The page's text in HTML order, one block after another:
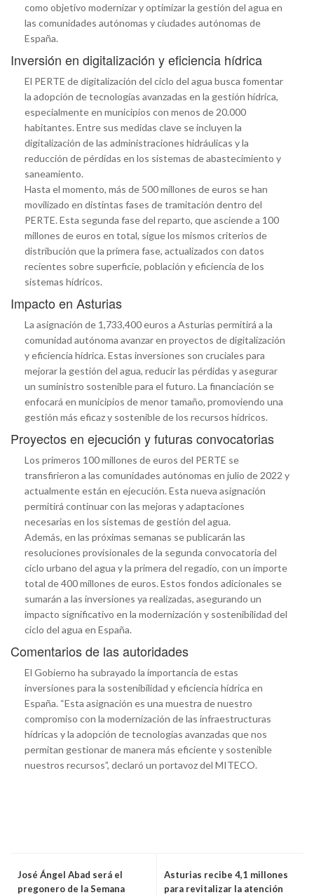
como objetivo modernizar y optimizar la gestión del agua en
las comunidades autónomas y ciudades autónomas de
España.
Inversión en digitalización y eficiencia hídrica
El PERTE de digitalización del ciclo del agua busca fomentar
la adopción de tecnologías avanzadas en la gestión hídrica,
especialmente en municipios con menos de 20.000
habitantes. Entre sus medidas clave se incluyen la
digitalización de las administraciones hidráulicas y la
reducción de pérdidas en los sistemas de abastecimiento y
saneamiento.
Hasta el momento, más de 500 millones de euros se han
movilizado en distintas fases de tramitación dentro del
PERTE. Esta segunda fase del reparto, que asciende a 100
millones de euros en total, sigue los mismos criterios de
distribución que la primera fase, actualizados con datos
recientes sobre superficie, población y eficiencia de los
sistemas hídricos.
Impacto en Asturias
La asignación de 1,733,400 euros a Asturias permitirá a la
comunidad autónoma avanzar en proyectos de digitalización
y eficiencia hídrica. Estas inversiones son cruciales para
mejorar la gestión del agua, reducir las pérdidas y asegurar
un suministro sostenible para el futuro. La financiación se
enfocará en municipios de menor tamaño, promoviendo una
gestión más eficaz y sostenible de los recursos hídricos.
Proyectos en ejecución y futuras convocatorias
Los primeros 100 millones de euros del PERTE se
transfirieron a las comunidades autónomas en julio de 2022 y
actualmente están en ejecución. Esta nueva asignación
permitirá continuar con las mejoras y adaptaciones
necesarias en los sistemas de gestión del agua.
Además, en las próximas semanas se publicarán las
resoluciones provisionales de la segunda convocatoria del
ciclo urbano del agua y la primera del regadío, con un importe
total de 400 millones de euros. Estos fondos adicionales se
sumarán a las inversiones ya realizadas, asegurando un
impacto significativo en la modernización y sostenibilidad del
ciclo del agua en España.
Comentarios de las autoridades
El Gobierno ha subrayado la importancia de estas
inversiones para la sostenibilidad y eficiencia hídrica en
España. “Esta asignación es una muestra de nuestro
compromiso con la modernización de las infraestructuras
hídricas y la adopción de tecnologías avanzadas que nos
permitan gestionar de manera más eficiente y sostenible
nuestros recursos”, declaró un portavoz del MITECO.
José Ángel Abad será el
pregonero de la Semana
Asturias recibe 4,1 millones
para revitalizar la atención